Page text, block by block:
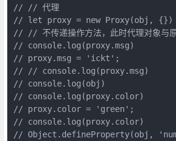
// // 代理
// let proxy = new Proxy(obj, {})
// // 不传递操作方法，此时代理对象与
// console.log(proxy.msg)
// proxy.msg = 'ickt';
// // console.log(proxy.msg)
// console.log(obj)
// console.log(proxy.color)
// proxy.color = 'green';
// console.log(proxy.color)
// Object.defineProperty(obj,